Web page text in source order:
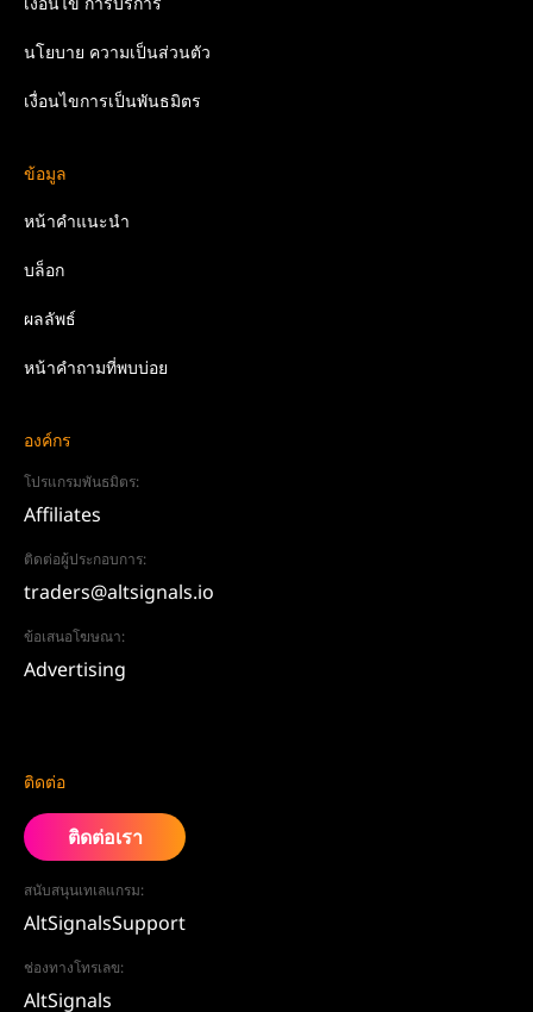
นโยบาย ความเป็นส่วนตัว
เงื่อนไขการเป็นพันธมิตร
ข้อมูล
หน้าคำแนะนำ
บล็อก
ผลลัพธ์
หน้าคำถามที่พบบ่อย
องค์กร
โปรแกรมพันธมิตร:
Affiliates
ติดต่อผู้ประกอบการ:
traders@altsignals.io
ข้อเสนอโฆษณา:
Advertising
ติดต่อ
ติดต่อเรา
สนับสนุนเทเลแกรม:
AltSignalsSupport
ช่องทางโทรเลข:
AltSignals